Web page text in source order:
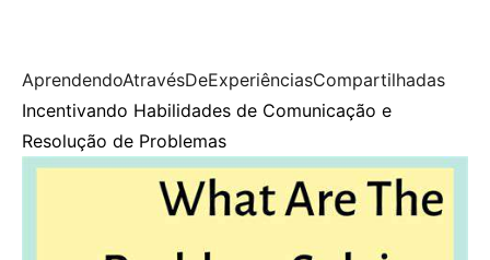
AprendendoAtravésDeExperiênciasCompartilhadas
Incentivando Habilidades de Comunicação e
Resolução de Problemas